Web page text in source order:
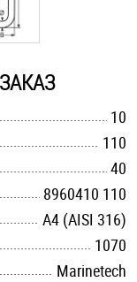
10
110
40
8960410 110
A4 (AISI 316)
1070
Marinetech